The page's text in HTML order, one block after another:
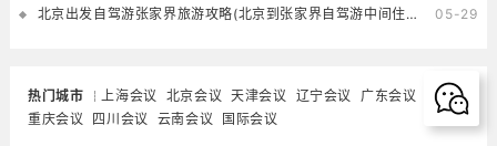
北京出发自驾游张家界旅游攻略(北京到张家界自驾游中间住在哪里好)
05-29
热门城市 上海会议 北京会议 天津会议 辽宁会议
广东会议
重庆会议
四川会议 云南会议 国际会议